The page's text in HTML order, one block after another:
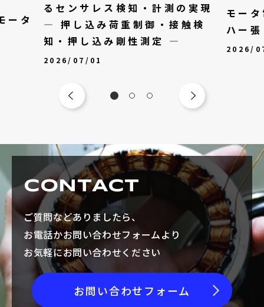
ータ
るセンサレス検知・計測の実現
— 押し込み荷重制御・接触検
知・押し込み剛性測定 —
2026/07/01
モー
ハー
2026/
CONTACT
ご質問などありましたら、
お電話かお問い合わせフォームより
お気軽にお問い合わせください
お問い合わせフォーム